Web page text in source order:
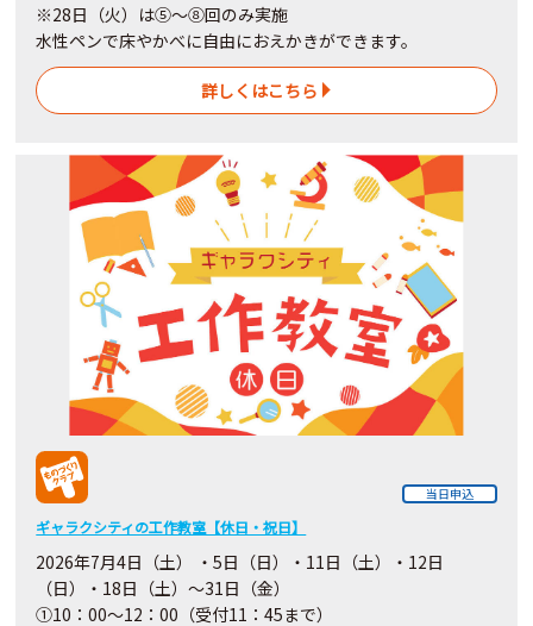
※28日（火）は⑤～⑧回のみ実施
水性ペンで床やかべに自由におえかきができます。
詳しくはこちら
当日申込
ギャラクシティの工作教室【休日・祝日】
2026年7月4日（土） ・5日（日）・11日（土）・12日
（日）・18日（土）～31日（金）
①10：00～12：00（受付11：45まで）